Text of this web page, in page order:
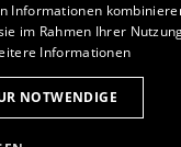
Informationen
im Rahmen Ihrer
Informationen
NOTWENDIGE